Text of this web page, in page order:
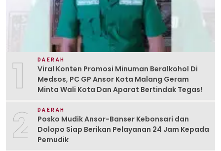
1 DAERAH
Viral Konten Promosi Minuman Beralkohol Di
Medsos, PC GP Ansor Kota Malang Geram
Minta Wali Kota Dan Aparat Bertindak Tegas!
2 DAERAH
Posko Mudik Ansor-Banser Kebonsari dan
Dolopo Siap Berikan Pelayanan 24 Jam Kepada
Pemudik